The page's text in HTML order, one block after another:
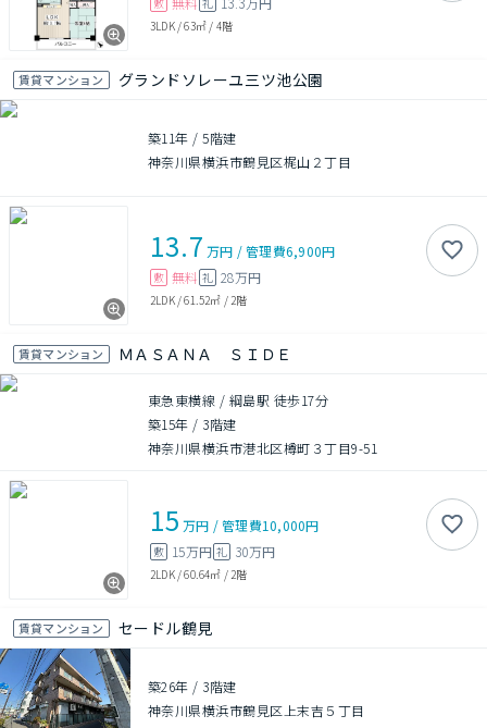
3LDK/63㎡ / 4階
賃貸マンション グランドソレーユ三ツ池公園
築11年 /5階建
神奈川県横浜市鶴見区梶山２丁目
13.7 万円 /管理費6,900円
敷 無料 礼 28万円
2LDK/61.52㎡ / 2階
賃貸マンション ＭＡＳＡＮＡ ＳＩＤＥ
東急東横線 / 綱島駅 徒歩17分
築15年 / 3階建
神奈川県横浜市港北区樽町３丁目9-51
15 万円 /管理費10,000円
敷 15万円 礼 30万円
2LDK/60.64㎡ / 2階
賃貸マンション セードル鶴見
築26年 / 3階建
神奈川県横浜市鶴見区上末吉５丁目